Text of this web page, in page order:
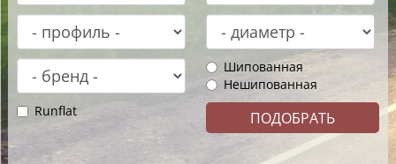
Шипованная
Нешипованная
Runflat